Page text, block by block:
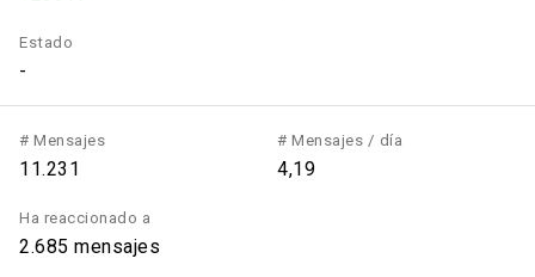
Estado
-
# Mensajes
11.231
# Mensajes / día
4,19
Ha reaccionado a
2.685 mensajes